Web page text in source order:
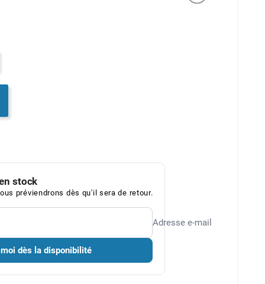
stock
préviendrons dès qu'il sera de retour.
Adresse e-mail
dès la disponibilité